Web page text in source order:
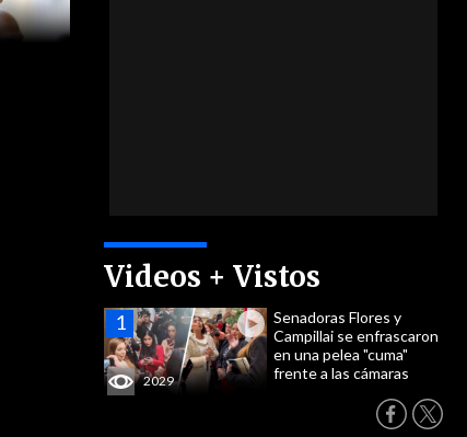
Videos + Vistos
2029
Senadoras Flores y
Campillai se enfrascaron
en una pelea "cuma"
frente a las cámaras